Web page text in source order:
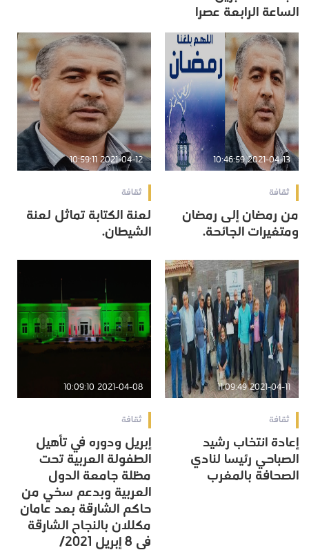
الساعة الرابعة عصرا
2021-04-13 10:46:59
ثقافة
من رمضان إلى رمضان
ومتغيرات الجائحة.
2021-04-12 10:59:11
ثقافة
لعنة الكتابة تماثل لعنة
الشيطان.
2021-04-11 11:09:49
ثقافة
إعادة انتخاب رشيد
الصباحي رئيسا لنادي
الصحافة بالمغرب
2021-04-08 10:09:10
ثقافة
إبريل ودوره في تأهيل
الطفولة العربية تحت
مظلة جامعة الدول
العربية وبدعم سخي من
حاكم الشارقة بعد عامان
مكللان بالنجاح الشارقة
في 8 إبريل 2021/